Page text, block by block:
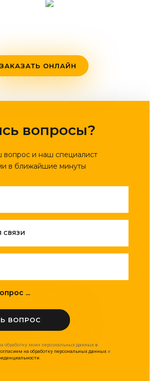
ЗАКАЗАТЬ ОНЛАЙН
вопросы?
и наш специалист
в ближайшие минуты
связи
...
ВОПРОС
обработку моих персональных данных в
на обработку персональных данных и